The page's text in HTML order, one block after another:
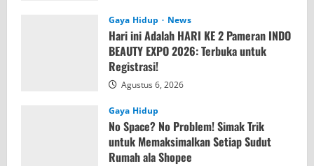
Gaya Hidup
News
Hari ini Adalah HARI KE 2 Pameran INDO
BEAUTY EXPO 2026: Terbuka untuk
Registrasi!
Agustus 6, 2026
Gaya Hidup
No Space? No Problem! Simak Trik
untuk Memaksimalkan Setiap Sudut
Rumah ala Shopee